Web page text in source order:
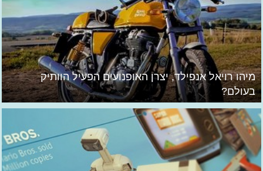
מיהו רויאל אנפילד, יצרן האופנועים הפעיל הוותיק
בעולם?